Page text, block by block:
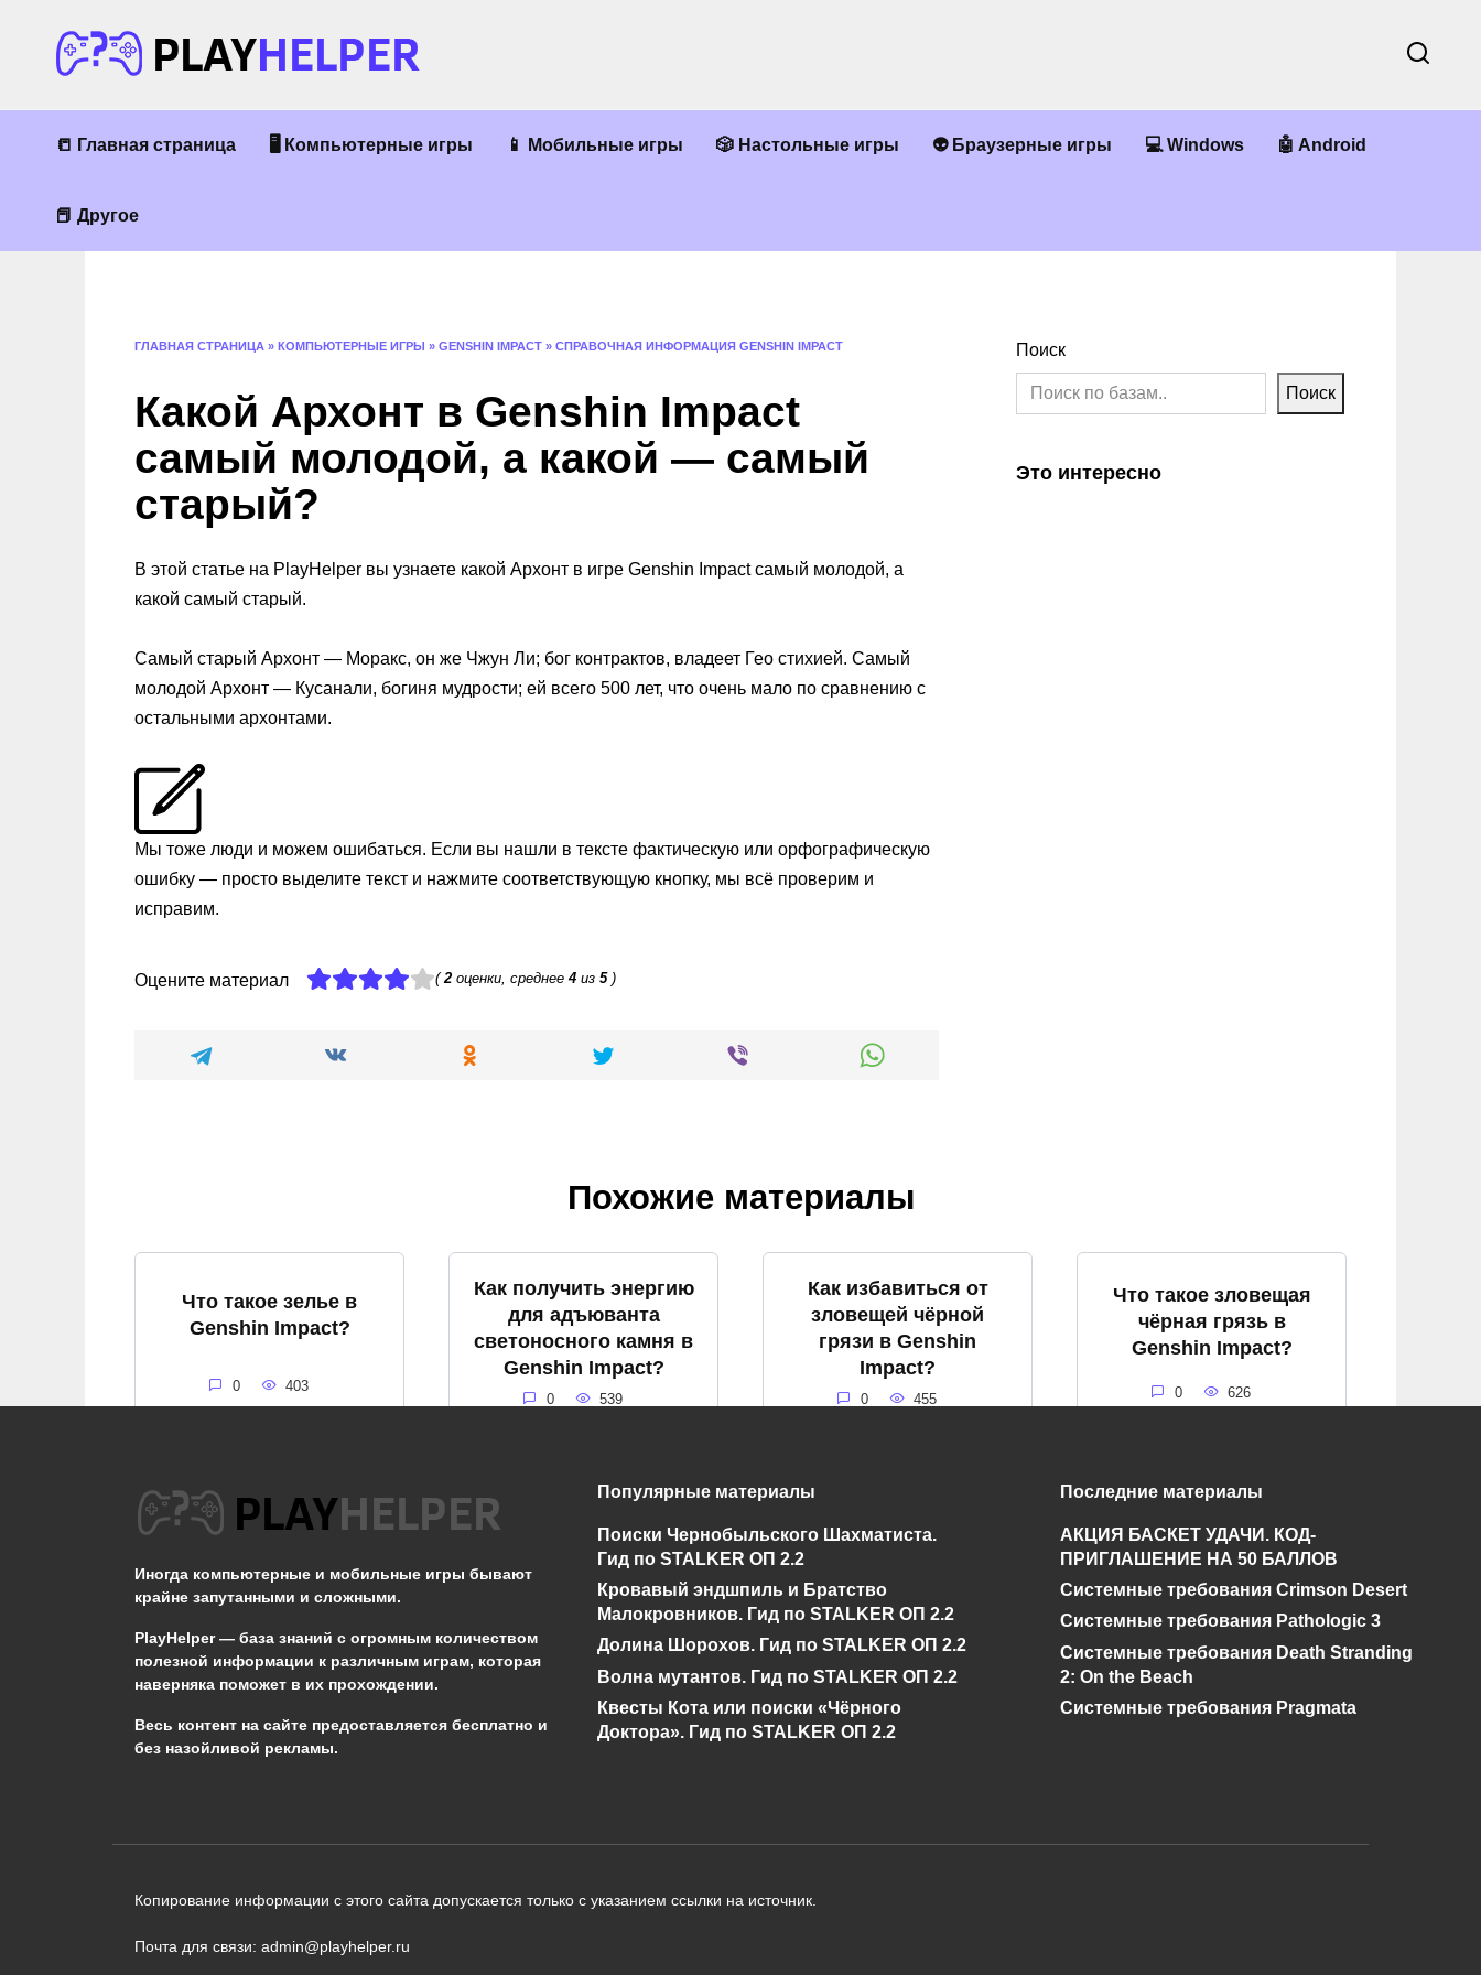
содержанию
📒 Главная страница 🖥 Компьютерные игры 📱 Мобильные игры 🎲 Настольные игры 👽 Браузерные игры 💻 Windows 🤖 Android
📕 Другое
ГЛАВНАЯ СТРАНИЦА » КОМПЬЮТЕРНЫЕ ИГРЫ » GENSHIN IMPACT » СПРАВОЧНАЯ ИНФОРМАЦИЯ GENSHIN IMPACT
Какой Архонт в Genshin Impact
самый молодой, а какой — самый
старый?
В этой статье на PlayHelper вы узнаете какой Архонт в игре Genshin Impact самый молодой, а
какой самый старый.
Самый старый Архонт — Моракс, он же Чжун Ли; бог контрактов, владеет Гео стихией. Самый
молодой Архонт — Кусанали, богиня мудрости; ей всего 500 лет, что очень мало по сравнению с
остальными архонтами.
Мы тоже люди и можем ошибаться. Если вы нашли в тексте фактическую или орфографическую
ошибку — просто выделите текст и нажмите соответствующую кнопку, мы всё проверим и
исправим.
Оцените материал (2оценки, среднее 4из 5)
Поиск
Поиск
Это интересно
Похожие материалы
Что такое зелье в
Genshin Impact?
0 403
Как получить энергию
для адъюванта
светоносного камня в
Genshin Impact?
0 539
Как избавиться от
зловещей чёрной
грязи в Genshin
Impact?
0 455
Что такое зловещая
чёрная грязь в
Genshin Impact?
0 626
Как спастись от
Genshin Impact?
0 654
Что такое громовое
бедствие в Genshin
Impact?
430
буря в Genshin
0
и где его найти в
Genshin Impact?
0 528
Иногда компьютерные и мобильные игры бывают
крайне запутанными и сложными.
PlayHelper — база знаний с огромным количеством
полезной информации к различным играм, которая
наверняка поможет в их прохождении.
Весь контент на сайте предоставляется бесплатно и
без назойливой рекламы.
Популярные материалы
Поиски Чернобыльского Шахматиста.
Гид по STALKER ОП 2.2
Кровавый эндшпиль и Братство
Малокровников. Гид по STALKER ОП 2.2
Долина Шорохов. Гид по STALKER ОП 2.2
Волна мутантов. Гид по STALKER ОП 2.2
Квесты Кота или поиски «Чёрного
Доктора». Гид по STALKER ОП 2.2
Последние материалы
АКЦИЯ БАСКЕТ УДАЧИ. КОД-
ПРИГЛАШЕНИЕ НА 50 БАЛЛОВ
Системные требования Crimson Desert
Системные требования Pathologic 3
Системные требования Death Stranding
2: On the Beach
Системные требования Pragmata
Копирование информации с этого сайта допускается только с указанием ссылки на источник.
Почта для связи: admin@playhelper.ru
Сообщить об ошибке